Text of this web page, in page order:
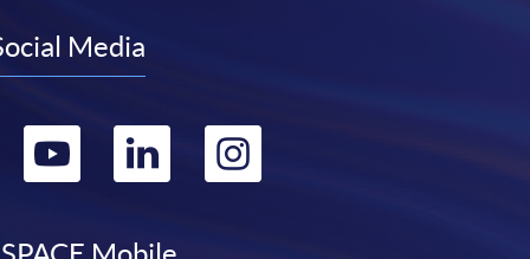
Media
Go Go Go